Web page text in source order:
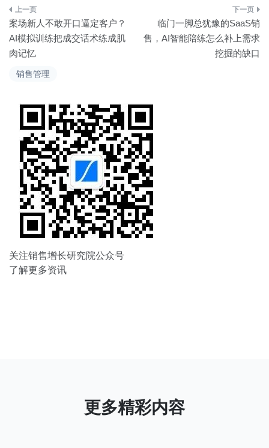
销售管理
文
章
导
案场新人不敢开口逼定客户？
AI模拟训练把成交话术练成肌
肉记忆
临门一脚总犹豫的SaaS销
售，AI智能陪练怎么补上需求
挖掘的缺口
关注销售增长研究院公众号
了解更多资讯